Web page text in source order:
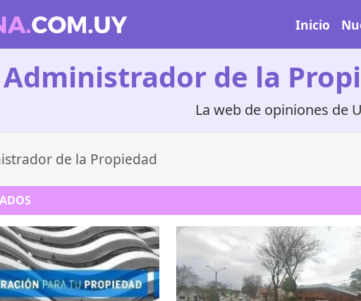
Inicio
Administrador de la
La web de opiniones de
de la Propiedad